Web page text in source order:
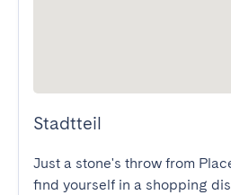
Stadtteil
Just a stone's throw from
find yourself in a shopping